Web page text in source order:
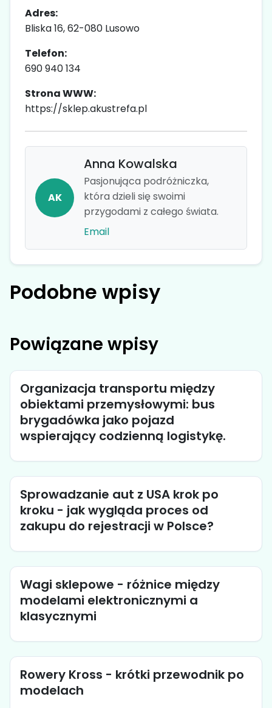
Adres:
Bliska 16, 62-080 Lusowo
Telefon:
690 940 134
Strona WWW:
https://sklep.akustrefa.pl
AK
Anna Kowalska
Pasjonująca podróżniczka,
która dzieli się swoimi
przygodami z całego świata.
Email
Podobne wpisy
Powiązane wpisy
Organizacja transportu między
obiektami przemysłowymi: bus
brygadówka jako pojazd
wspierający codzienną logistykę.
Sprowadzanie aut z USA krok po
kroku - jak wygląda proces od
zakupu do rejestracji w Polsce?
Wagi sklepowe - różnice między
modelami elektronicznymi a
klasycznymi
Rowery Kross - krótki przewodnik po
modelach